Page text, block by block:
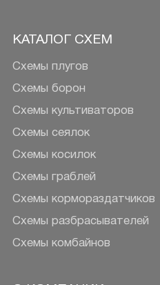
КАТАЛОГ СХЕМ
Схемы плугов
Схемы борон
Схемы культиваторов
Схемы сеялок
Схемы косилок
Схемы граблей
Схемы кормораздатчиков
Схемы разбрасывателей
Схемы комбайнов